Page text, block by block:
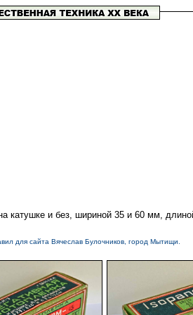
и без, шириной 35 и 60 мм,
для сайта Вячеслав Булочников, город Мытищи.